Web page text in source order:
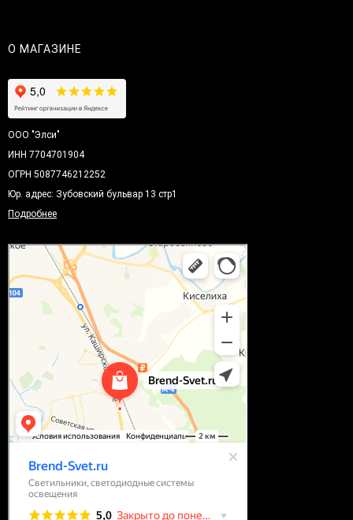
О МАГАЗИНЕ
ООО "Элси"
ИНН 7704701904
ОГРН 5087746212252
Юр. адрес: Зубовский бульвар 13 стр1
Подробнее